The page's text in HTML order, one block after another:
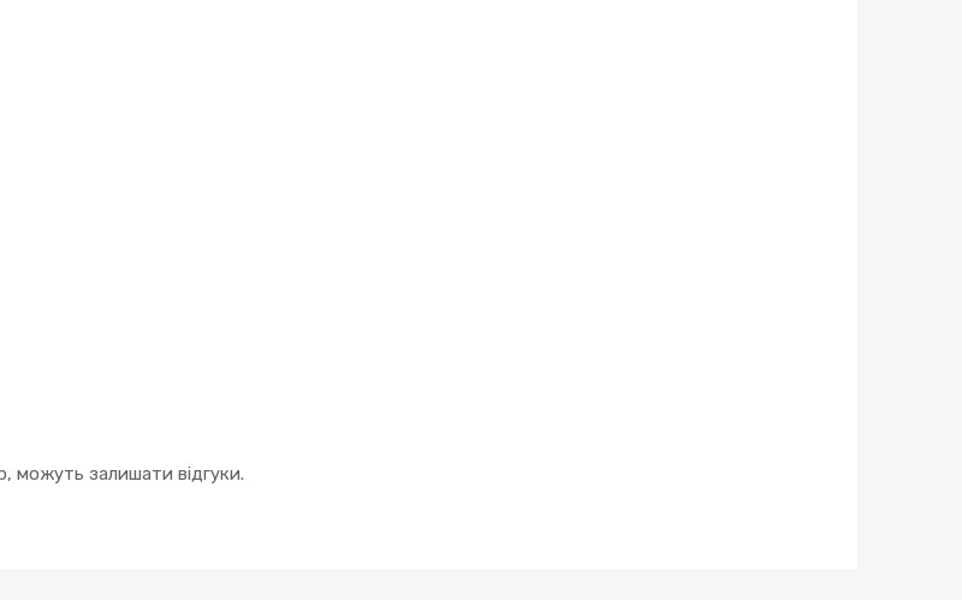
можуть залишати відгуки.